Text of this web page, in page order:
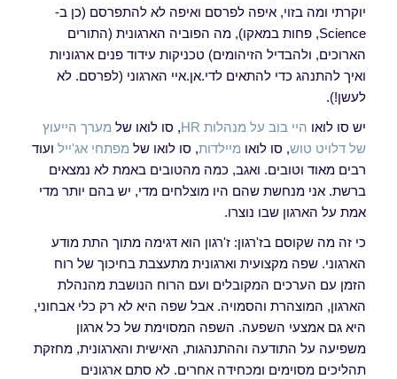
יוקרתי ומה בזוי, איפה לפרסם ואיפה לא להתפרסם (כן ב-
Science, פחות במאקו), מה הפוביה הארגונית (התורים
הארוכים, ולהבדיל הזיהומים) טכניקות עידוד פנים ארגוניות
ואיך להתנהג כדי להתאים לדי.אן.איי הארגוני (לפרסם. לא
לעשן!).
יש סו לואו היי בוב על מנהלות HR , סו לואו של מערך הייעוץ
של דלויט טוש, סו לואו מיילדות, סו לואו של מפתחי אג'ייל ועוד
רבים מאוד וטובים. ואגב, כמה מהטובים באמת לא נמצאים
ברשת. אני מנחשת שהם היו מוצלחים מדי, יש בהם יותר מדי
אמת על הארגון שבו נוצרו.
כי זה מה שקוסם בז'רגון: ז'רגון הוא דגימה מתוך התת מודע
הארגוני. שפה מקצועית וארגונית מתעצבת בחיכוך של רוח
הזמן עם הערכים המקובלים ועם הרוח הנושבת מהנהלת
הארגון, המוצהרת והסמויה. אבל שפה היא לא רק כלי אבחוני,
היא גם אמצעי השפעה. השפה המסוימת של כל ארגון
משפיעה על התודעה וההתנהגות, האישית והארגונית, מחזקת
תהליכים מסוימים ומכחידה אחרים. לא סתם ארגונים